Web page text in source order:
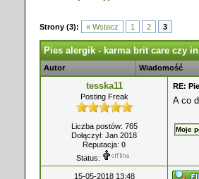
Strony (3): « Wstecz 1 2 3
Pies alergik - karma brit care czy
Autor Wiadomość
tesska11
Posting Freak
Liczba postów: 765
Dołączył: Jan 2018
Reputacja: 0
Status:
RE:
A co
Moje
15-05-2018 13:48